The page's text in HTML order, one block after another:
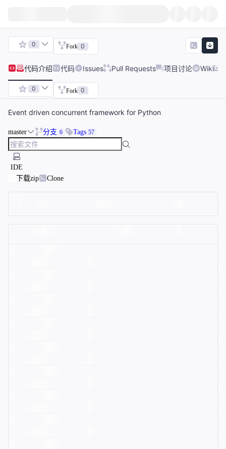
0 Fork 0
代码介绍 代码 Issues Pull Requests 项目讨论 Wiki
0 Fork 0
Event driven concurrent framework for Python
master 分支 6 Tags 57
IDE
下载zip
Clone